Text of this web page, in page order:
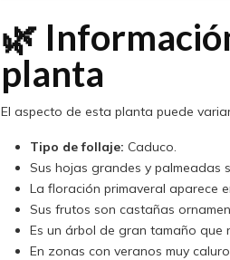
🌿
planta
El aspecto de esta planta puede
Tipo de follaje: Caduco.
Sus hojas grandes y palmeadas
La floración primaveral aparece
Sus frutos son castañas
Es un árbol de gran tamaño que
En zonas con veranos muy